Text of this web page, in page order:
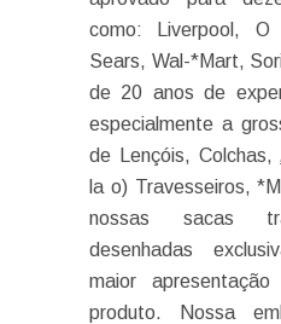
como: Liverpool,
Sears, Wal-*Mart,
de 20 anos de
especialmente a
de Lençóis, Colchas,
la o) Travesseiros,
nossas sacas
desenhadas
maior
produto. Nossa